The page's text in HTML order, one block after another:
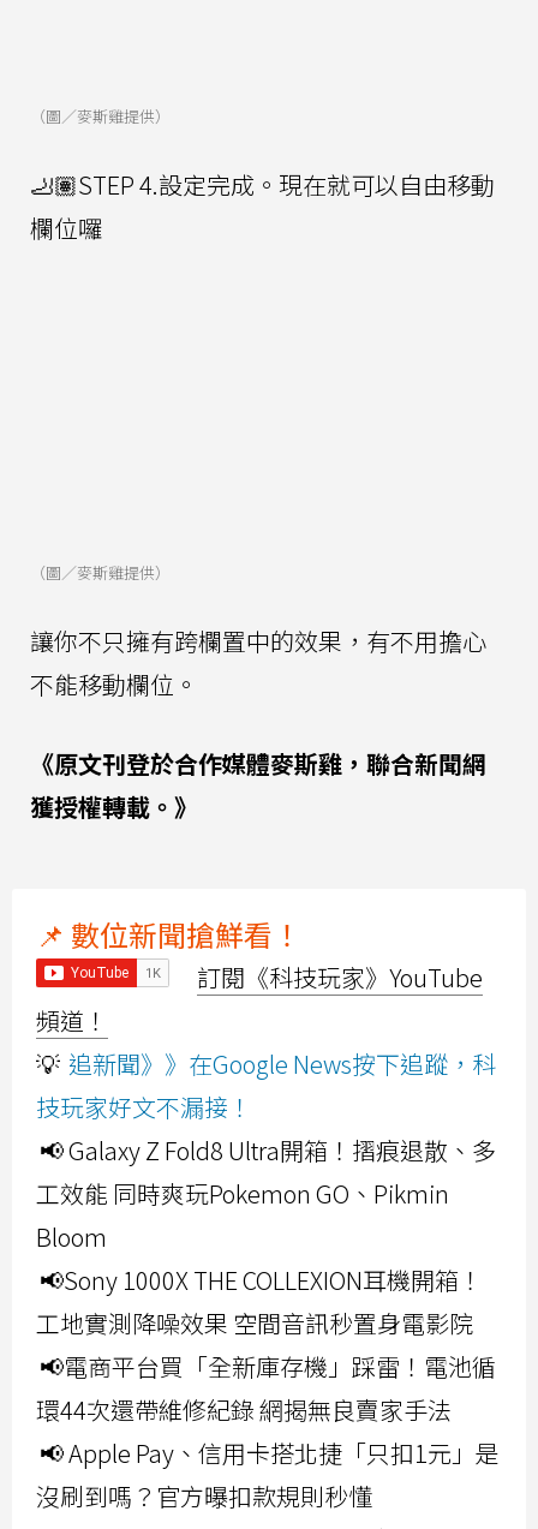
（圖／麥斯雞提供）
🦶🏽STEP 4.設定完成。現在就可以自由移動
欄位囉
（圖／麥斯雞提供）
讓你不只擁有跨欄置中的效果，有不用擔心
不能移動欄位。
《原文刊登於合作媒體麥斯雞，聯合新聞網
獲授權轉載。》
📌 數位新聞搶鮮看！
訂閱《科技玩家》YouTube
頻道！
💡 追新聞》》在Google News按下追蹤，科
技玩家好文不漏接！
📢 Galaxy Z Fold8 Ultra開箱！摺痕退散、多
工效能 同時爽玩Pokemon GO、Pikmin
Bloom
📢Sony 1000X THE COLLEXION耳機開箱！
工地實測降噪效果 空間音訊秒置身電影院
📢電商平台買「全新庫存機」踩雷！電池循
環44次還帶維修紀錄 網揭無良賣家手法
📢 Apple Pay、信用卡搭北捷「只扣1元」是
沒刷到嗎？官方曝扣款規則秒懂